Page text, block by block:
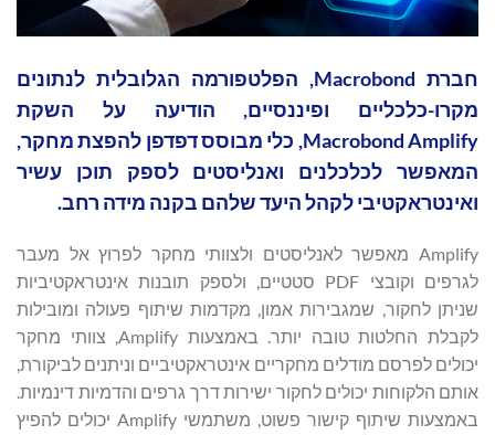
חברת Macrobond, הפלטפורמה הגלובלית לנתונים
מקרו-כלכליים ופיננסיים, הודיעה על השקת
Macrobond Amplify, כלי מבוסס דפדפן להפצת מחקר,
המאפשר לכלכלנים ואנליסטים לספק תוכן עשיר
ואינטראקטיבי לקהל היעד שלהם בקנה מידה רחב.
Amplify מאפשר לאנליסטים ולצוותי מחקר לפרוץ אל מעבר
לגרפים וקובצי PDF סטטיים, ולספק תובנות אינטראקטיביות
שניתן לחקור, שמגבירות אמון, מקדמות שיתוף פעולה ומובילות
לקבלת החלטות טובה יותר. באמצעות Amplify, צוותי מחקר
יכולים לפרסם מודלים מחקריים אינטראקטיביים וניתנים לביקורת,
אותם הלקוחות יכולים לחקור ישירות דרך גרפים והדמיות דינמיות.
באמצעות שיתוף קישור פשוט, משתמשי Amplify יכולים להפיץ